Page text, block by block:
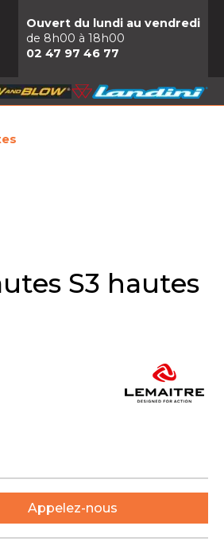
Ouvert du lundi au vendredi
de 8h00 à 18h00
02 47 97 46 77
S3 hautes
Appelez-nous